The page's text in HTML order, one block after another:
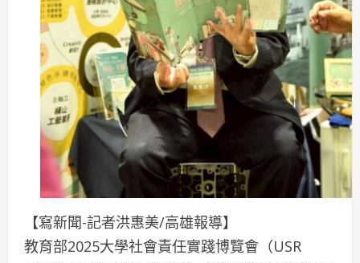
【寫新聞-記者洪惠美/高雄報導】
教育部2025大學社會責任實踐博覽會（USR